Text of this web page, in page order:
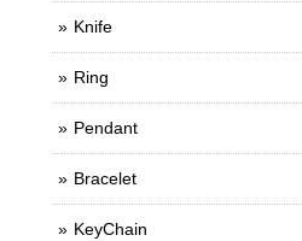
Knife
Ring
Pendant
Bracelet
KeyChain